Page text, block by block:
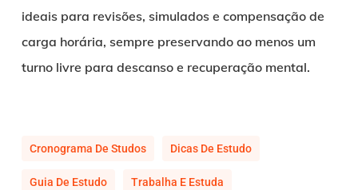
ideais para revisões, simulados e compensação de
carga horária, sempre preservando ao menos um
turno livre para descanso e recuperação mental.
Cronograma De Studos Dicas De Estudo
Guia De Estudo Trabalha E Estuda